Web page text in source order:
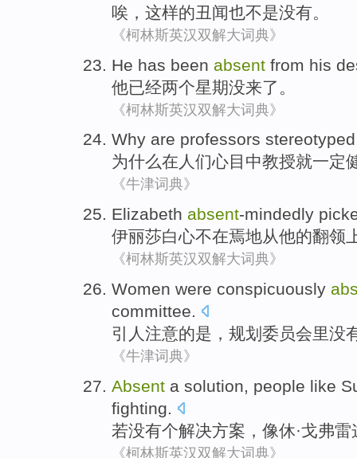
唉 ， 这样的丑闻也不是没有。
《柯林斯英汉双解大词典》
He has been absent from his
他已经两个星期没来了 。
《柯林斯英汉双解大词典》
Why are professors stereotyped
为什么在 人们心目中教授就一定
《牛津词典》
Elizabeth absent-mindedly
伊丽莎白心不在焉地从他的翻领
《柯林斯英汉双解大词典》
Women were conspicuously
committee.
引人 注意的是 ， 规划 委员会里没
《牛津词典》
Absent a solution, people like
fighting.
若没有个解决方案 ， 像休·戈弗雷
《柯林斯英汉双解大词典》